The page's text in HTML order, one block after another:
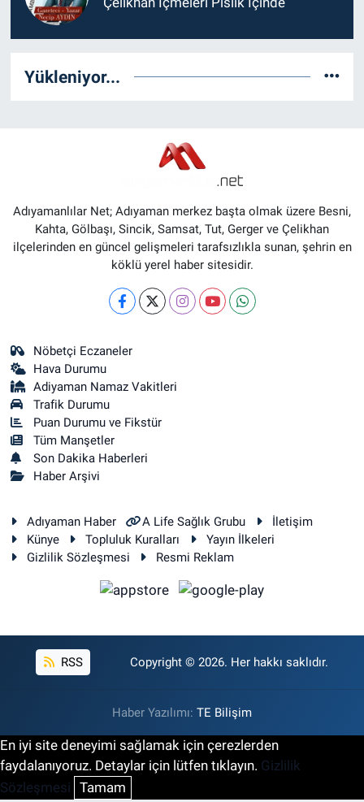
Yükleniyor...
Adıyamanlılar Net; Adıyaman merkez başta olmak üzere Besni,
Kahta, Gölbaşı, Sincik, Samsat, Tut, Gerger ve Çelikhan
ilçelerinden en güncel gelişmeleri tarafsızlıkla sunan, şehrin en
köklü yerel haber sitesidir.
Nöbetçi Eczaneler
Hava Durumu
Adiyaman Namaz Vakitleri
Trafik Durumu
Puan Durumu ve Fikstür
Tüm Manşetler
Son Dakika Haberleri
Haber Arşivi
Adıyaman Haber A Life Sağlık Grubu
İletişim
Künye
Topluluk Kuralları
Yayın İlkeleri
Gizlilik Sözleşmesi
Resmi Reklam
RSS Copyright © 2026. Her hakkı saklıdır.
Haber Yazılımı: TE Bilişim
En iyi site deneyimi sağlamak için çerezlerden
faydalanıyoruz. Detaylar için lütfen tıklayın. Gizlilik
Sözleşmesi Tamam